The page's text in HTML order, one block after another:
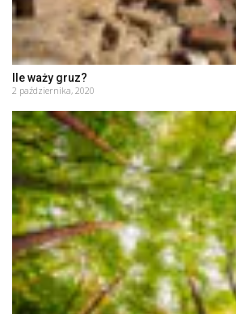
Ile waży gruz?
2 października, 2020